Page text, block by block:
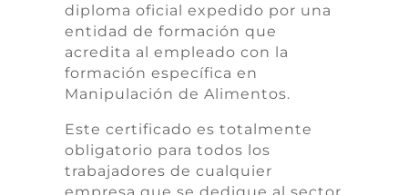
diploma oficial expedido por una
entidad de formación que
acredita al empleado con la
formación específica en
Manipulación de Alimentos.
Este certificado es totalmente
obligatorio para todos los
trabajadores de cualquier